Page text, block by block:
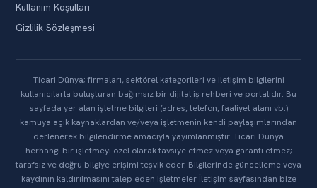
Kullanım Koşulları
Gizlilik Sözleşmesi
Ticari Dünya; firmaları, sektörel kategorileri ve iletişim bilgilerini
kullanıcılarla buluşturan bağımsız bir dijital iş rehberi ve portalıdır. Bu
sayfada yer alan işletme bilgileri (adres, telefon, faaliyet alanı vb.)
kamuya açık kaynaklardan ve/veya işletmenin kendi paylaşımlarından
derlenerek bilgilendirme amacıyla yayımlanmıştır. Ticari Dünya
herhangi bir işletmeyi özel olarak tavsiye etmez veya garanti etmez;
tarafsız ve doğru bilgiye erişimi teşvik eder. Bilgilerinde güncelleme veya
kaydının kaldırılmasını talep eden işletmeler İletişim sayfasından bize